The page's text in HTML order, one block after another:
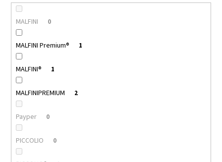
MALFINI 0
MALFINI Premium® 1
MALFINI® 1
MALFINIPREMIUM 2
Payper 0
PICCOLIO 0